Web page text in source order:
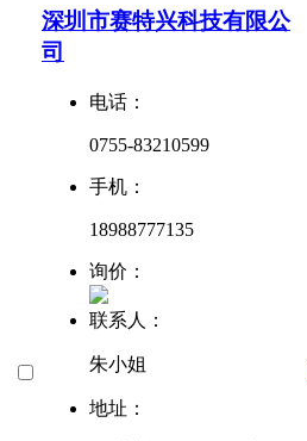
深圳市赛特兴科技有限公
司
电话：
0755-83210599
手机：
18988777135
询价：
联系人：
朱小姐
地址：